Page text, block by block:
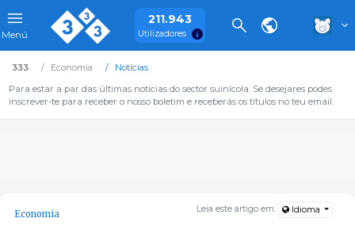
Menú
211.943
Utilizadores
333 Economia
Notícias
Para estar a par das últimas notícias do sector suinícola. Se desejares podes
inscrever-te para receber o nosso boletim e receberás os títulos no teu email.
Leia este artigo em: Idioma
Economia